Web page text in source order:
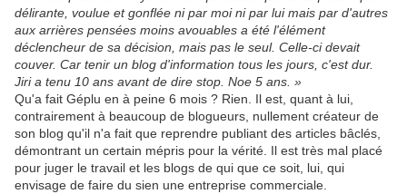
délirante, voulue et gonflée ni par moi ni par lui mais par d'autres
aux arrières pensées moins avouables a été l'élément
déclencheur de sa décision, mais pas le seul. Celle-ci devait
couver. Car tenir un blog d'information tous les jours, c'est dur.
Jiri a tenu 10 ans avant de dire stop. Noe 5 ans. »
Qu'a fait Géplu en à peine 6 mois ? Rien. Il est, quant à lui,
contrairement à beaucoup de blogueurs, nullement créateur de
son blog qu'il n'a fait que reprendre publiant des articles bâclés,
démontrant un certain mépris pour la vérité. Il est très mal placé
pour juger le travail et les blogs de qui que ce soit, lui, qui
envisage de faire du sien une entreprise commerciale.